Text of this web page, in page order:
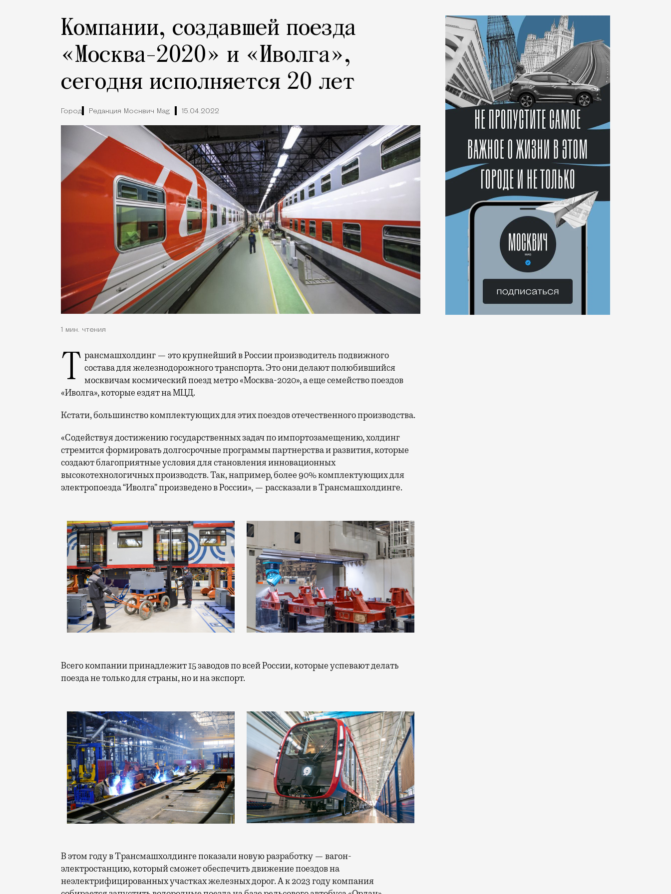
Компании, создавшей поезда
«Москва-2020» и «Иволга»,
сегодня исполняется 20 лет
Город Редакция Москвич Mag 15.04.2022
1 мин. чтения
Трансмашхолдинг — это крупнейший в России производитель подвижного состава для железнодорожного транспорта. Это они делают полюбившийся
москвичам космический поезд метро «Москва-2020», а еще семейство поездов
«Иволга», которые ездят на МЦД.
Кстати, большинство комплектующих для этих поездов отечественного производства.
«Содействуя достижению государственных задач по импортозамещению, холдинг
стремится формировать долгосрочные программы партнерства и развития, которые
создают благоприятные условия для становления инновационных
высокотехнологичных производств. Так, например, более 90% комплектующих для
электропоезда “Иволга” произведено в России», — рассказали в Трансмашхолдинге.
Всего компании принадлежит 15 заводов по всей России, которые успевают делать
поезда не только для страны, но и на экспорт.
В этом году в Трансмашхолдинге показали новую разработку — вагон-
электростанцию, который сможет обеспечить движение поездов на
неэлектрифицированных участках железных дорог. А к 2023 году компания